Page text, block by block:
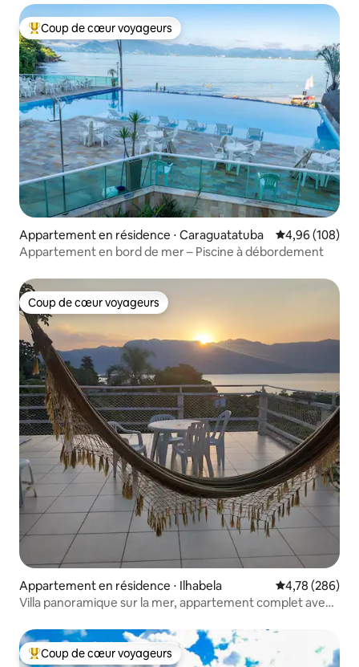
Coups de cœur voyageurs les plus appréciés
Coup de cœur voyageurs
Appartement en résidence ⋅ Caraguatatuba Évaluation
4,96 (108)
Appartement en bord de mer – Piscine à débordement
Coup de cœur voyageurs
Coup de cœur voyageurs
Appartement en résidence ⋅ Ilhabela Évaluation
4,78 (286)
Villa panoramique sur la mer, appartement complet avec
Coups de cœur voyageurs les plus appréciés
Coup de cœur voyageurs